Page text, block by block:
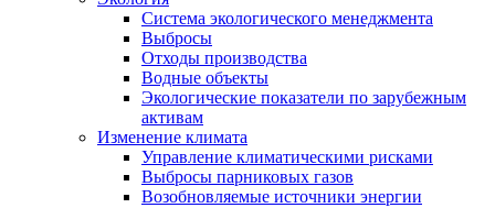
Система экологического менеджмента
Выбросы
Отходы производства
Водные объекты
Экологические показатели по зарубежным
активам
Изменение климата
Управление климатическими рисками
Выбросы парниковых газов
Возобновляемые источники энергии